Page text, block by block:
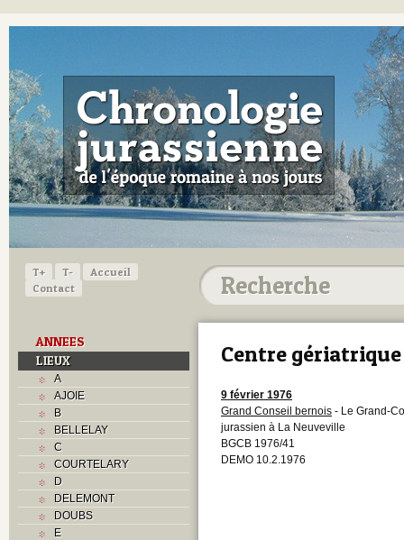
T+ T-
Accueil
Contact
ANNEES
LIEUX
A
AJOIE
B
BELLELAY
C
COURTELARY
D
DELEMONT
DOUBS
E
Centre gériatrique
9 février 1976
Grand Conseil bernois - Le Grand-
jurassien à La Neuveville
BGCB 1976/41
DEMO 10.2.1976